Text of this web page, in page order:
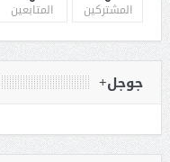
المشتركين المتابعين
جوجل+